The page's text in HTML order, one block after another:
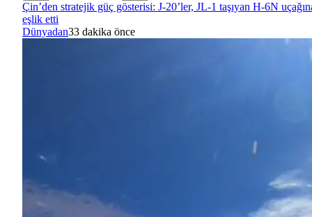
Çin’den stratejik güç gösterisi: J-20’ler, JL-1 taşıyan H-6N
eşlik etti
Dünyadan33 dakika önce